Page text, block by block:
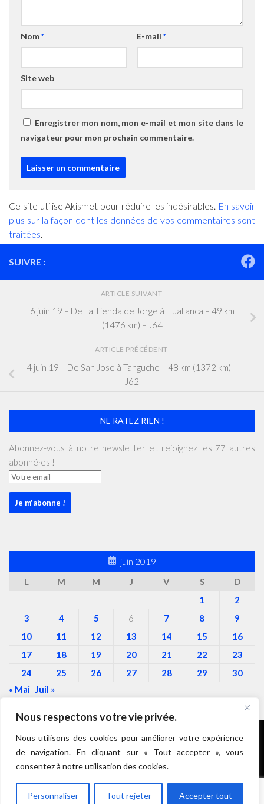
Nous respectons votre vie privée.
Nous utilisons des cookies pour améliorer votre expérience
de navigation. En cliquant sur « Tout accepter », vous
consentez à notre utilisation des cookies.
Personnaliser Tout rejeter Accepter tout
Nom* E-mail *
Site web
Enregistrer mon nom, mon e-mail et mon site dans le
navigateur pour mon prochain commentaire.
Ce site utilise Akismet pour réduire les indésirables. En savoir
plus sur la façon dont les données de vos commentaires sont
traitées
SUIVRE :
ARTICLE SUIVANT
6 juin 19 – De La Tienda de Jorge à Huallanca – 49 km
(1476 km) – J64
ARTICLE PRÉCÉDENT
4 juin 19 – De San Jose à Tanguche – 48 km (1372 km) –
J62
NE RATEZ RIEN !
Abonnez-vous à notre newsletter et rejoignez les 77 autres
abonné·es !
juin 2019
L
M M J V S
D
1
2
3
4 5 6 7 8
9
10
11 12 13 14 15
16
17
18 19 20 21 22
23
24
25 26 27 28 29
30
« Mai Juil »
Roulez Doudous © 2026. Tous droits réservés.